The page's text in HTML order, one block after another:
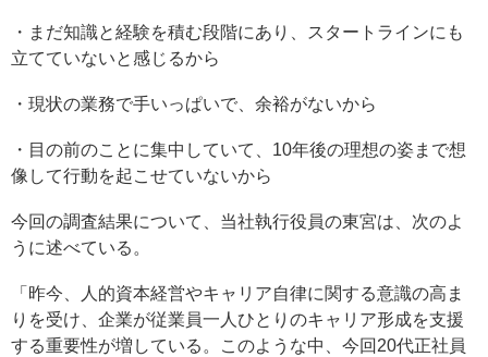
・まだ知識と経験を積む段階にあり、スタートラインにも
立てていないと感じるから
・現状の業務で手いっぱいで、余裕がないから
・目の前のことに集中していて、10年後の理想の姿まで想
像して行動を起こせていないから
今回の調査結果について、当社執行役員の東宮は、次のよ
うに述べている。
「昨今、人的資本経営やキャリア自律に関する意識の高ま
りを受け、企業が従業員一人ひとりのキャリア形成を支援
する重要性が増している。このような中、今回20代正社員